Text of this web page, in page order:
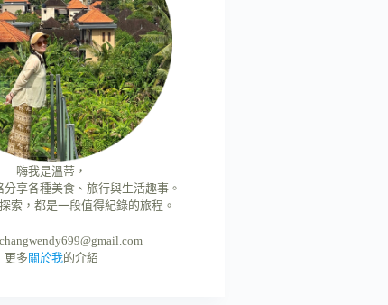
嗨我是溫蒂，
享各種美食、旅行與生活趣事。
索，都是一段值得紀錄的旅程。
changwendy699@gmail.com
更多關於我的介紹